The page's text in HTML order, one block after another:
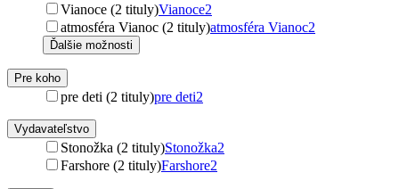
Vianoce (2 tituly)Vianoce2
atmosféra Vianoc (2 tituly)atmosféra Vianoc2
Ďalšie možnosti
Pre koho
pre deti (2 tituly)pre deti2
Vydavateľstvo
Stonožka (2 tituly)Stonožka2
Farshore (2 tituly)Farshore2